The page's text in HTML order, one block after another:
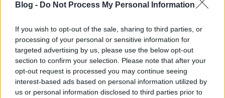
Blog - Do Not Process My Personal Information
If you wish to opt-out of the sale, sharing to third parties, or
processing of your personal or sensitive information for
targeted advertising by us, please use the below opt-out
section to confirm your selection. Please note that after your
opt-out request is processed you may continue seeing
interest-based ads based on personal information utilized by
us or personal information disclosed to third parties prior to
Címkék»NAV
Nem nyilatkoznak a NAV
felsővezetői az áfaügyekről
2014. április 17.